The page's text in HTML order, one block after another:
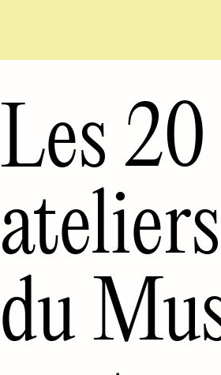
Les 20
du